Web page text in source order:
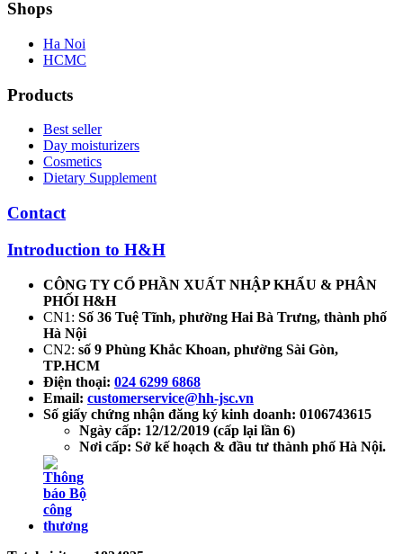
Shops
Ha Noi
HCMC
Products
Best seller
Day moisturizers
Cosmetics
Dietary Supplement
Contact
Introduction to H&H
CÔNG TY CỔ PHẦN XUẤT NHẬP KHẨU & PHÂN
PHỐI H&H
CN1: Số 36 Tuệ Tĩnh, phường Hai Bà Trưng, thành phố
Hà Nội
CN2: số 9 Phùng Khắc Khoan, phường Sài Gòn,
TP.HCM
Điện thoại: 024 6299 6868
Email: customerservice@hh-jsc.vn
Số giấy chứng nhận đăng ký kinh doanh: 0106743615
Ngày cấp: 12/12/2019 (cấp lại lần 6)
Nơi cấp: Sở kế hoạch & đầu tư thành phố Hà Nội.